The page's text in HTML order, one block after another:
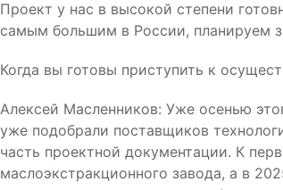
Проект у нас в высокой степени
самым большим в России, планируем
Когда вы готовы приступить к
Алексей Масленников: Уже осенью
уже подобрали поставщиков
часть проектной документации. К
маслоэкстракционного завода, а в